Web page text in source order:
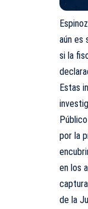
aún es
si la
Estas
por la
en los
de la